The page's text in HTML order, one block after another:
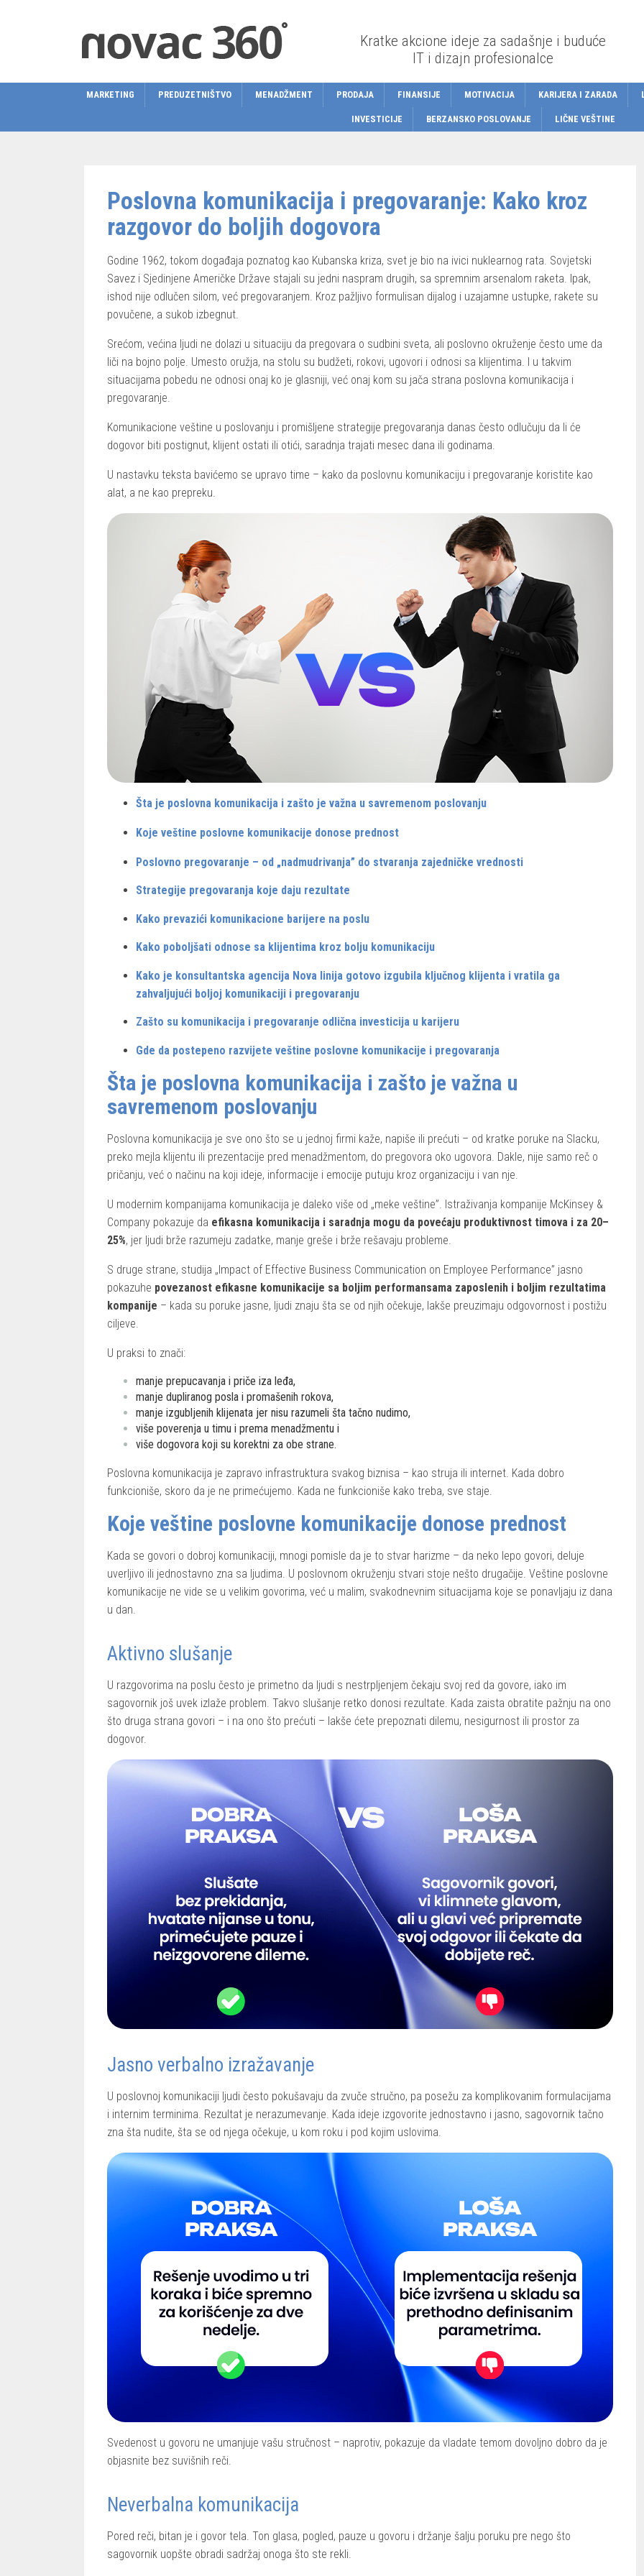
Kratke akcione ideje za sadašnje i buduće
IT i dizajn profesionalce
MARKETING PREDUZETNIŠTVO MENADŽMENT PRODAJA FINANSIJE MOTIVACIJA KARIJERA I ZARADA
INVESTICIJE BERZANSKO POSLOVANJE LIČNE VEŠTINE
Poslovna komunikacija i pregovaranje: Kako kroz
razgovor do boljih dogovora
Godine 1962, tokom događaja poznatog kao Kubanska kriza, svet je bio na ivici nuklearnog rata. Sovjetski
Savez i Sjedinjene Američke Države stajali su jedni naspram drugih, sa spremnim arsenalom raketa. Ipak,
ishod nije odlučen silom, već pregovaranjem. Kroz pažljivo formulisan dijalog i uzajamne ustupke, rakete su
povučene, a sukob izbegnut.
Srećom, većina ljudi ne dolazi u situaciju da pregovara o sudbini sveta, ali poslovno okruženje često ume da
liči na bojno polje. Umesto oružja, na stolu su budžeti, rokovi, ugovori i odnosi sa klijentima. I u takvim
situacijama pobedu ne odnosi onaj ko je glasniji, već onaj kom su jača strana poslovna komunikacija i
pregovaranje.
Komunikacione veštine u poslovanju i promišljene strategije pregovaranja danas često odlučuju da li će
dogovor biti postignut, klijent ostati ili otići, saradnja trajati mesec dana ili godinama.
U nastavku teksta bavićemo se upravo time – kako da poslovnu komunikaciju i pregovaranje koristite kao
alat, a ne kao prepreku.
Šta je poslovna komunikacija i zašto je važna u savremenom poslovanju
Koje veštine poslovne komunikacije donose prednost
Poslovno pregovaranje – od „nadmudrivanja” do stvaranja zajedničke vrednosti
Strategije pregovaranja koje daju rezultate
Kako prevazići komunikacione barijere na poslu
Kako poboljšati odnose sa klijentima kroz bolju komunikaciju
Kako je konsultantska agencija Nova linija gotovo izgubila ključnog klijenta i vratila ga
zahvaljujući boljoj komunikaciji i pregovaranju
Zašto su komunikacija i pregovaranje odlična investicija u karijeru
Gde da postepeno razvijete veštine poslovne komunikacije i pregovaranja
Šta je poslovna komunikacija i zašto je važna u
savremenom poslovanju
Poslovna komunikacija je sve ono što se u jednoj firmi kaže, napiše ili prećuti – od kratke poruke na Slacku,
preko mejla klijentu ili prezentacije pred menadžmentom, do pregovora oko ugovora. Dakle, nije samo reč o
pričanju, već o načinu na koji ideje, informacije i emocije putuju kroz organizaciju i van nje.
U modernim kompanijama komunikacija je daleko više od „meke veštine”. Istraživanja kompanije McKinsey &
Company pokazuje da efikasna komunikacija i saradnja mogu da povećaju produktivnost timova i za 20–
25%, jer ljudi brže razumeju zadatke, manje greše i brže rešavaju probleme.
S druge strane, studija „Impact of Effective Business Communication on Employee Performance” jasno
pokazuhe povezanost efikasne komunikacije sa boljim performansama zaposlenih i boljim rezultatima
kompanije – kada su poruke jasne, ljudi znaju šta se od njih očekuje, lakše preuzimaju odgovornost i postižu
ciljeve.
U praksi to znači:
manje prepucavanja i priče iza leđa,
manje dupliranog posla i promašenih rokova,
manje izgubljenih klijenata jer nisu razumeli šta tačno nudimo,
više poverenja u timu i prema menadžmentu i
više dogovora koji su korektni za obe strane.
Poslovna komunikacija je zapravo infrastruktura svakog biznisa – kao struja ili internet. Kada dobro
funkcioniše, skoro da je ne primećujemo. Kada ne funkcioniše kako treba, sve staje.
Koje veštine poslovne komunikacije donose prednost
Kada se govori o dobroj komunikaciji, mnogi pomisle da je to stvar harizme – da neko lepo govori, deluje
uverljivo ili jednostavno zna sa ljudima. U poslovnom okruženju stvari stoje nešto drugačije. Veštine poslovne
komunikacije ne vide se u velikim govorima, već u malim, svakodnevnim situacijama koje se ponavljaju iz dana
u dan.
Aktivno slušanje
U razgovorima na poslu često je primetno da ljudi s nestrpljenjem čekaju svoj red da govore, iako im
sagovornik još uvek izlaže problem. Takvo slušanje retko donosi rezultate. Kada zaista obratite pažnju na ono
što druga strana govori – i na ono što prećuti – lakše ćete prepoznati dilemu, nesigurnost ili prostor za
dogovor.
Jasno verbalno izražavanje
U poslovnoj komunikaciji ljudi često pokušavaju da zvuče stručno, pa posežu za komplikovanim formulacijama
i internim terminima. Rezultat je nerazumevanje. Kada ideje izgovorite jednostavno i jasno, sagovornik tačno
zna šta nudite, šta se od njega očekuje, u kom roku i pod kojim uslovima.
Svedenost u govoru ne umanjuje vašu stručnost – naprotiv, pokazuje da vladate temom dovoljno dobro da je
objasnite bez suvišnih reči.
Neverbalna komunikacija
Pored reči, bitan je i govor tela. Ton glasa, pogled, pauze u govoru i držanje šalju poruku pre nego što
sagovornik uopšte obradi sadržaj onoga što ste rekli.